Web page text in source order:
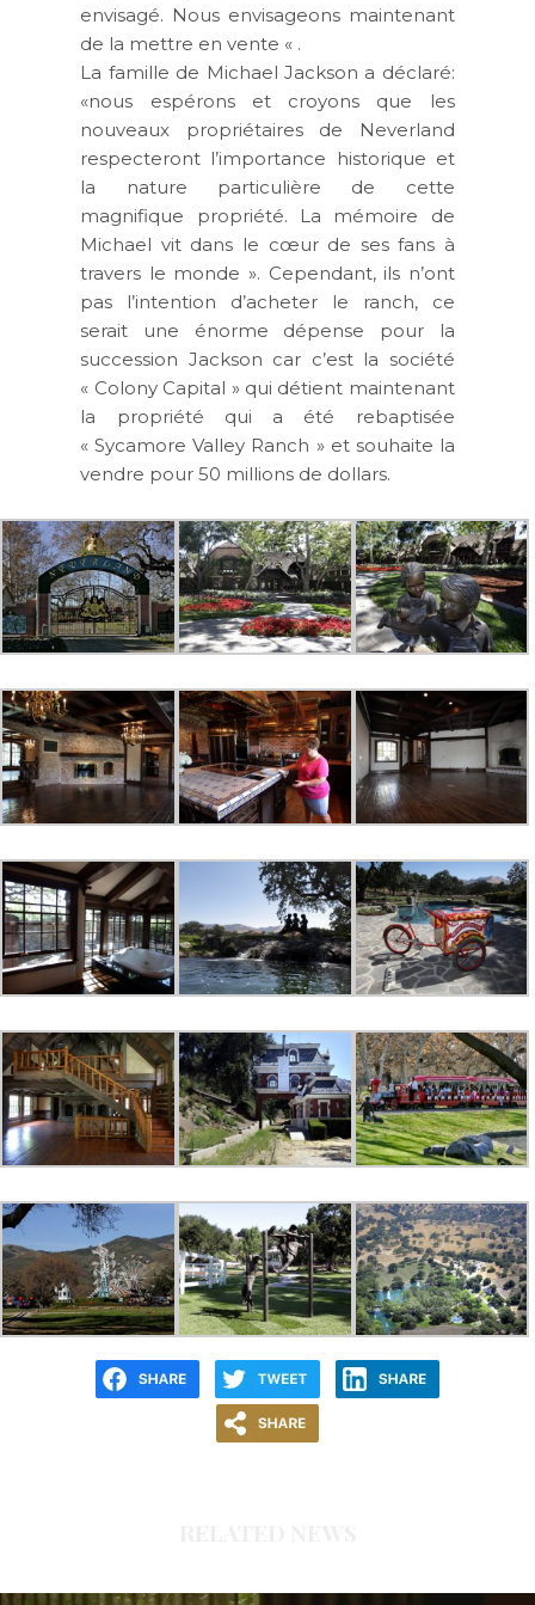
envisagé. Nous envisageons maintenant
de la mettre en vente « .
La famille de Michael Jackson a déclaré:
«nous espérons et croyons que les
nouveaux propriétaires de Neverland
respecteront l’importance historique et
la nature particulière de cette
magnifique propriété. La mémoire de
Michael vit dans le cœur de ses fans à
travers le monde ». Cependant, ils n’ont
pas l’intention d’acheter le ranch, ce
serait une énorme dépense pour la
succession Jackson car c’est la société
« Colony Capital » qui détient maintenant
la propriété qui a été rebaptisée
« Sycamore Valley Ranch » et souhaite la
vendre pour 50 millions de dollars.